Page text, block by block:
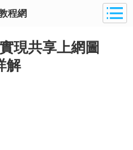
程網
現共享上網圖
解